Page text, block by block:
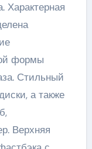
Характерная
формы
Стильный
а также
Верхняя